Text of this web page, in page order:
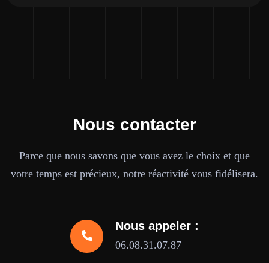
Nous contacter
Parce que nous savons que vous avez le choix et que
votre temps est précieux, notre réactivité vous fidélisera.
Nous appeler :
06.08.31.07.87